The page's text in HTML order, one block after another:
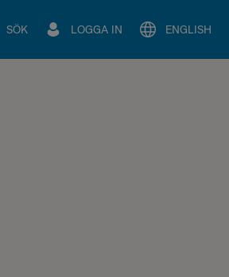
SÖK LOGGA IN ENGLISH